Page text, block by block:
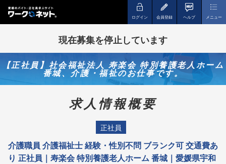
ログイン 会員登録 ヘルプ メニュー
現在募集を停止しています
【正社員】社会福祉法人 寿楽会 特別養護老人ホーム
番城、介護・福祉のお仕事です。
求人情報概要
正社員
介護職員 介護福祉士 経験・性別不問 ブランク可 交通費あ
り 正社員｜寿楽会 特別養護老人ホーム 番城｜愛媛県宇和